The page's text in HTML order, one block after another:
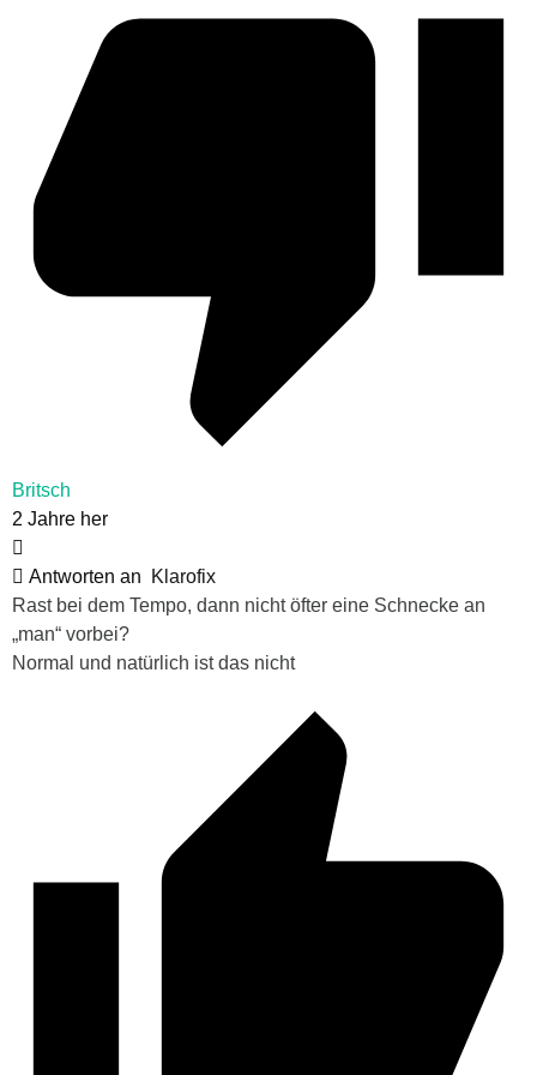
Britsch
2 Jahre her
Antworten an
Klarofix
Rast bei dem Tempo, dann nicht öfter eine Schnecke an
„man“ vorbei?
Normal und natürlich ist das nicht